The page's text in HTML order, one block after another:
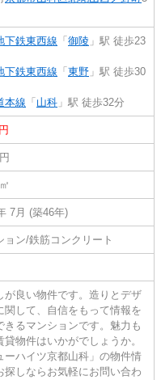
下鉄東西線 「 御陵 」駅 徒歩23
下鉄東西線 「 東野 」駅 徒歩30
本線 「 山科 」駅 徒歩32分
7月 (築46年)
ョン/鉄筋コンクリート
が良い物件です。造りとデザ
関して、自信をもって情報を
きるマンションです。魅力も
貸物件はいかがでしょうか。
ーハイツ京都山科」の物件情
探しならお気軽にお問い合わ